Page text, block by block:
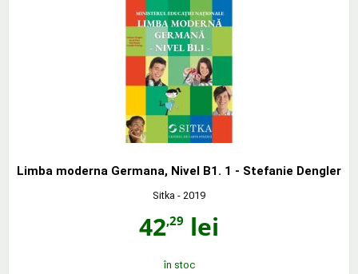
Limba moderna Germana, Nivel B1. 1 - Stefanie Dengler
Sitka - 2019
42,29 lei
în stoc